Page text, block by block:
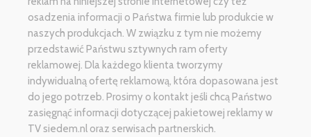
osadzenia informacji o Państwa firmie lub produkcie w
naszych produkcjach. W związku z tym nie możemy
przedstawić Państwu sztywnych ram oferty
reklamowej. Dla każdego klienta tworzymy
indywidualną ofertę reklamową, która dopasowana jest
do jego potrzeb. Prosimy o kontakt jeśli chcą Państwo
zasięgnąć informacji dotyczącej pakietowej reklamy w
TV siedem.nl oraz serwisach partnerskich.